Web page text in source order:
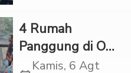
Kapolres Tapsel
‎4 Rumah
Panggung di OKI
Ludes Terbakar,
Kamis, 6 Agt